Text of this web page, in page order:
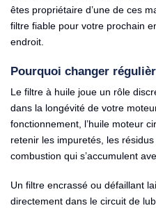
êtes propriétaire d’une de ces
filtre fiable pour votre prochain
endroit.
Pourquoi changer
Le filtre à huile joue un rôle
dans la longévité de votre
fonctionnement, l’huile moteur
retenir les impuretés, les
combustion qui s’accumulent
Un filtre encrassé ou défaillant
directement dans le circuit de